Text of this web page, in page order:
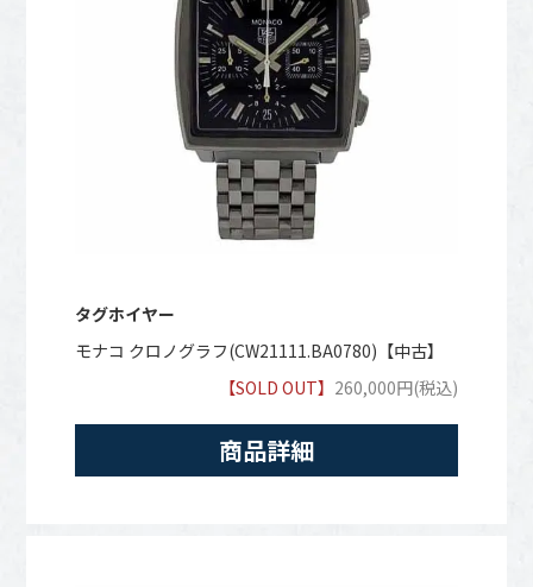
タグホイヤー
モナコ クロノグラフ(CW21111.BA0780)【中古】
【SOLD OUT】 260,000円(税込)
商品詳細